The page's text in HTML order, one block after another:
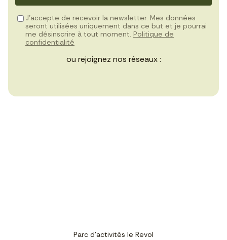
J’accepte de recevoir la newsletter. Mes données
seront utilisées uniquement dans ce but et je pourrai
me désinscrire à tout moment. Politique de
confidentialité
ou rejoignez nos réseaux :
Parc d'activités le Revol